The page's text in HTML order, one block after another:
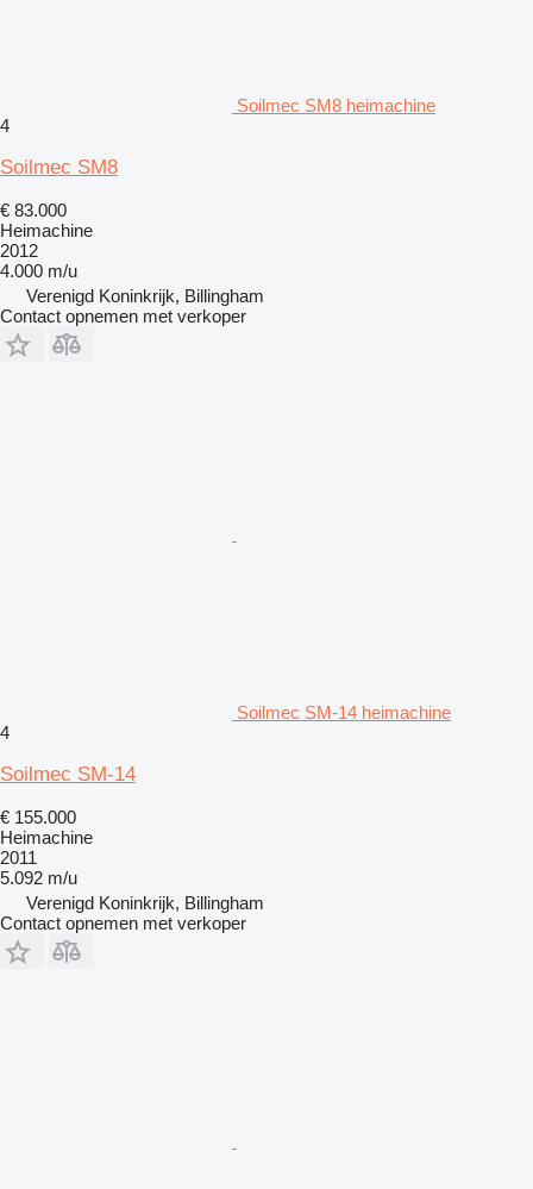
Soilmec SM8 heimachine
4
Soilmec SM8
€ 83.000
Heimachine
2012
4.000 m/u
Verenigd Koninkrijk, Billingham
Contact opnemen met verkoper
Soilmec SM-14 heimachine
4
Soilmec SM-14
€ 155.000
Heimachine
2011
5.092 m/u
Verenigd Koninkrijk, Billingham
Contact opnemen met verkoper